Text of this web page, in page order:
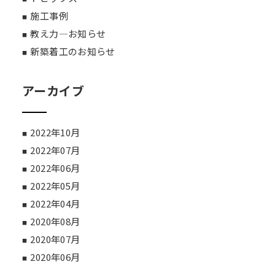
施工事例
教え力―お知らせ
新築着工のお知らせ
アーカイブ
2022年10月
2022年07月
2022年06月
2022年05月
2022年04月
2020年08月
2020年07月
2020年06月